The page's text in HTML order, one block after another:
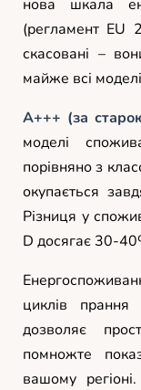
нова шкала
(регламент
скасовані –
майже всі
A+++ (за
моделі
порівняно з
окупається
Різниця у
D досягає 30-
циклів
дозволяє
помножте
вашому